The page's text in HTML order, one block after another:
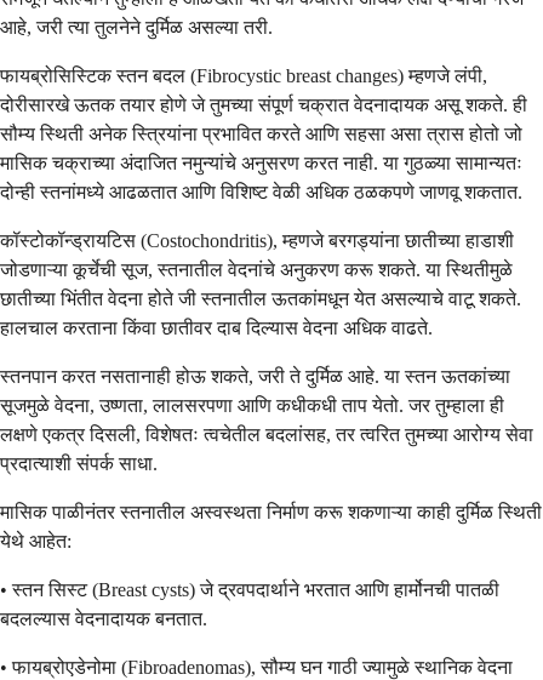
आहे, जरी त्या तुलनेने दुर्मिळ असल्या तरी.
फायब्रोसिस्टिक स्तन बदल (Fibrocystic breast changes) म्हणजे लंपी,
दोरीसारखे ऊतक तयार होणे जे तुमच्या संपूर्ण चक्रात वेदनादायक असू शकते. ही
सौम्य स्थिती अनेक स्त्रियांना प्रभावित करते आणि सहसा असा त्रास होतो जो
मासिक चक्राच्या अंदाजित नमुन्यांचे अनुसरण करत नाही. या गुठळ्या सामान्यतः
दोन्ही स्तनांमध्ये आढळतात आणि विशिष्ट वेळी अधिक ठळकपणे जाणवू शकतात.
कॉस्टोकॉन्ड्रायटिस (Costochondritis), म्हणजे बरगड्यांना छातीच्या हाडाशी
जोडणाऱ्या कूर्चेची सूज, स्तनातील वेदनांचे अनुकरण करू शकते. या स्थितीमुळे
छातीच्या भिंतीत वेदना होते जी स्तनातील ऊतकांमधून येत असल्याचे वाटू शकते.
हालचाल करताना किंवा छातीवर दाब दिल्यास वेदना अधिक वाढते.
स्तनपान करत नसतानाही होऊ शकते, जरी ते दुर्मिळ आहे. या स्तन ऊतकांच्या
सूजमुळे वेदना, उष्णता, लालसरपणा आणि कधीकधी ताप येतो. जर तुम्हाला ही
लक्षणे एकत्र दिसली, विशेषतः त्वचेतील बदलांसह, तर त्वरित तुमच्या आरोग्य सेवा
प्रदात्याशी संपर्क साधा.
मासिक पाळीनंतर स्तनातील अस्वस्थता निर्माण करू शकणाऱ्या काही दुर्मिळ स्थिती
येथे आहेत:
• स्तन सिस्ट (Breast cysts) जे द्रवपदार्थाने भरतात आणि हार्मोनची पातळी
बदलल्यास वेदनादायक बनतात.
• फायब्रोएडेनोमा (Fibroadenomas), सौम्य घन गाठी ज्यामुळे स्थानिक वेदना